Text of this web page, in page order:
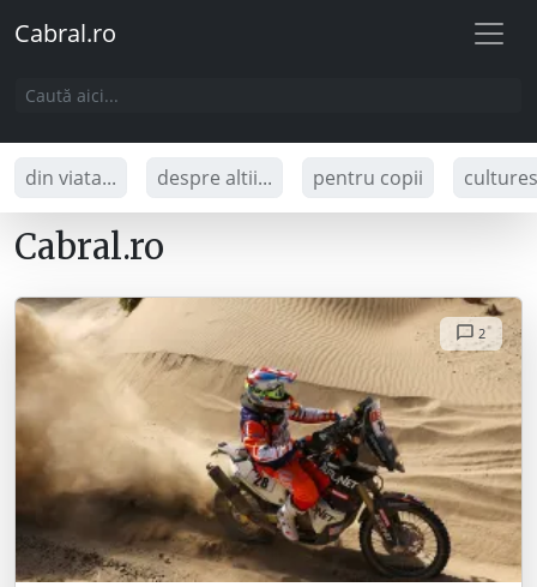
Cabral.ro
din viata... despre altii... pentru copii
Cabral.ro
2